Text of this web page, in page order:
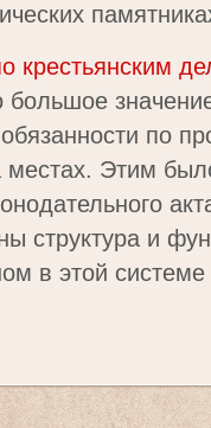
крестьянским
большое
по
Этим
структура и
в этой